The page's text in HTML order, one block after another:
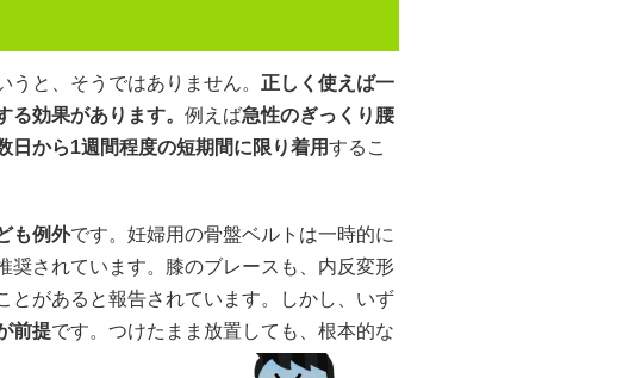
と、そうではありません。 正しく使えば一
効果があります。 例えば急性のぎっくり腰
日から1週間程度の短期間に限り着用するこ
も例外です。妊婦用の骨盤ベルトは一時的に
奨されています。膝のブレースも、内反変形
とがあると報告されています。しかし、いず
前提です。つけたまま放置しても、根本的な